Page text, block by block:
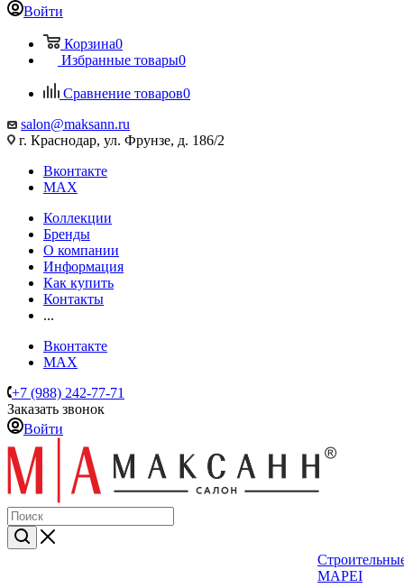
Войти
Корзина0
Избранные товары0
Сравнение товаров0
salon@maksann.ru
г. Краснодар, ул. Фрунзе, д. 186/2
Вконтакте
MAX
Коллекции
Бренды
О компании
Информация
Как купить
Контакты
...
Вконтакте
MAX
+7 (988) 242-77-71
Заказать звонок
Войти
MAPEI